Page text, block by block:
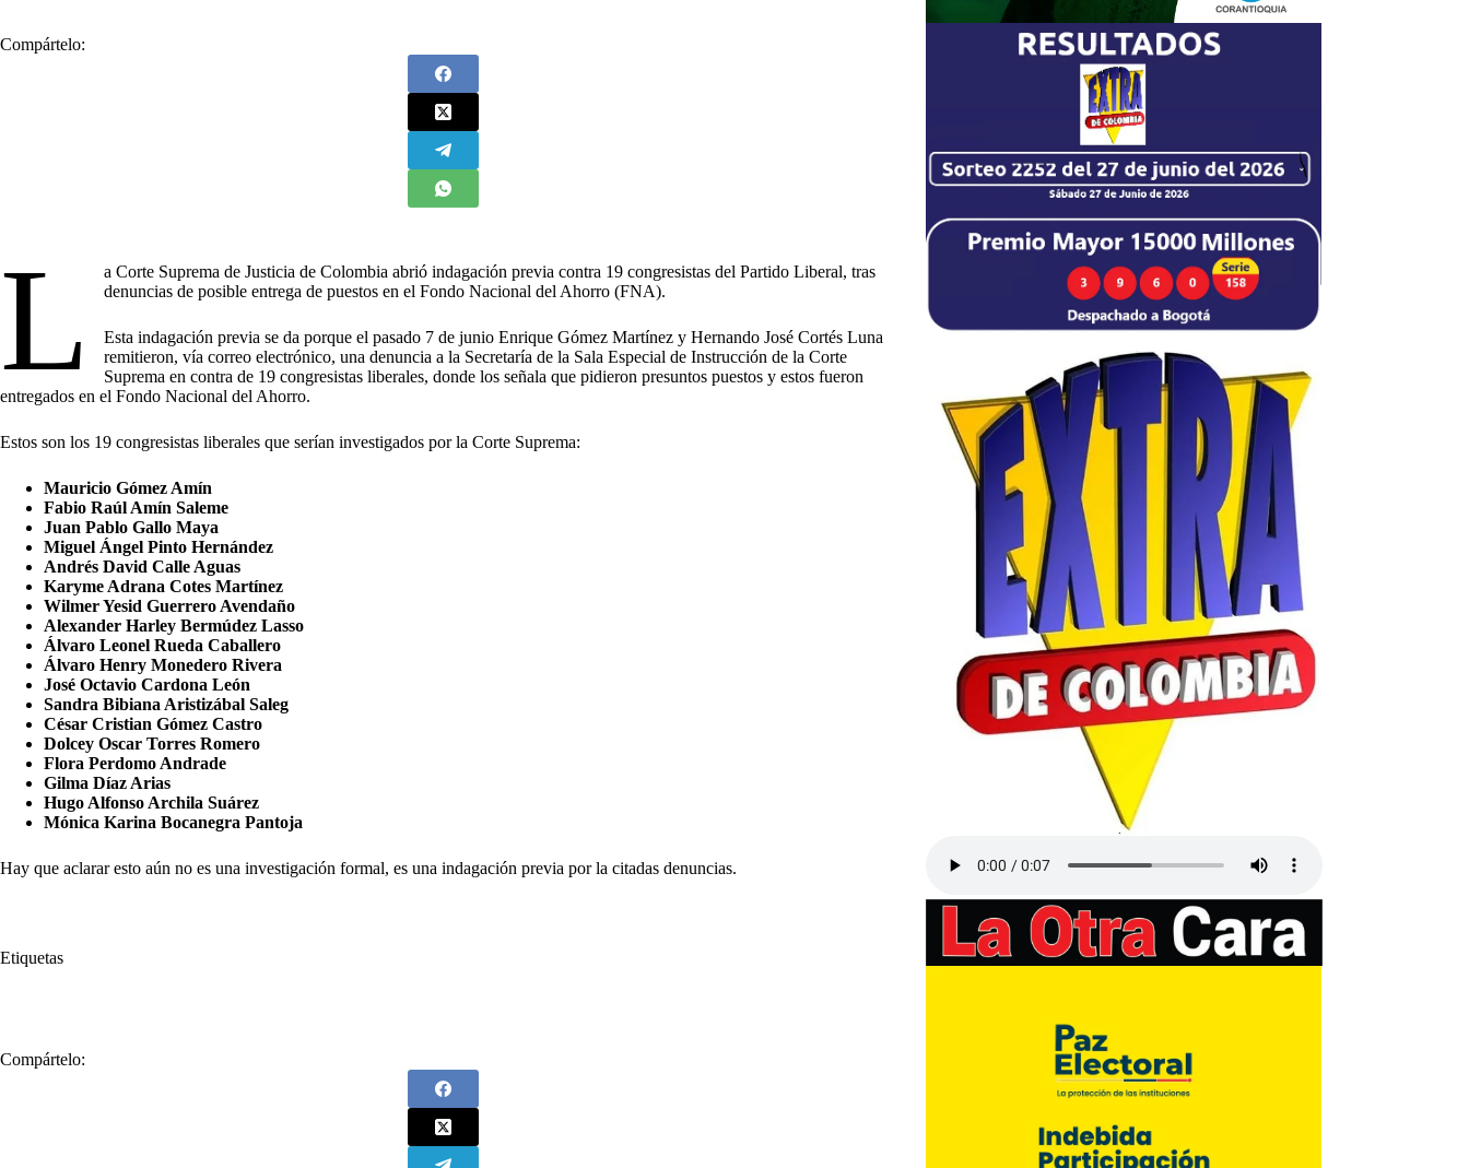
Compártelo:
L
a Corte Suprema de Justicia de Colombia abrió indagación previa contra 19 congresistas del Partido Liberal, tras
denuncias de posible entrega de puestos en el Fondo Nacional del Ahorro (FNA).
Esta indagación previa se da porque el pasado 7 de junio Enrique Gómez Martínez y Hernando José Cortés Luna
remitieron, vía correo electrónico, una denuncia a la Secretaría de la Sala Especial de Instrucción de la Corte
Suprema en contra de 19 congresistas liberales, donde los señala que pidieron presuntos puestos y estos fueron
entregados en el Fondo Nacional del Ahorro.
Estos son los 19 congresistas liberales que serían investigados por la Corte Suprema:
Mauricio Gómez Amín
Fabio Raúl Amín Saleme
Juan Pablo Gallo Maya
Miguel Ángel Pinto Hernández
Andrés David Calle Aguas
Karyme Adrana Cotes Martínez
Wilmer Yesid Guerrero Avendaño
Alexander Harley Bermúdez Lasso
Álvaro Leonel Rueda Caballero
Álvaro Henry Monedero Rivera
José Octavio Cardona León
Sandra Bibiana Aristizábal Saleg
César Cristian Gómez Castro
Dolcey Oscar Torres Romero
Flora Perdomo Andrade
Gilma Díaz Arias
Hugo Alfonso Archila Suárez
Mónica Karina Bocanegra Pantoja
Hay que aclarar esto aún no es una investigación formal, es una indagación previa por la citadas denuncias.
Etiquetas
Compártelo: